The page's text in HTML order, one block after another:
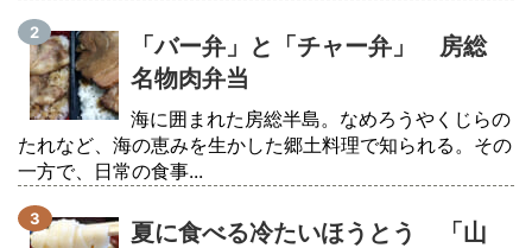
「バー弁」と「チャー弁」 房総
名物肉弁当
海に囲まれた房総半島。なめろうやくじらの
たれなど、海の恵みを生かした郷土料理で知られる。その
一方で、日常の食事...
夏に食べる冷たいほうとう 「山